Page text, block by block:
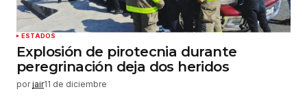
ESTADOS
Explosión de pirotecnia durante
peregrinación deja dos heridos
por jair11 de diciembre